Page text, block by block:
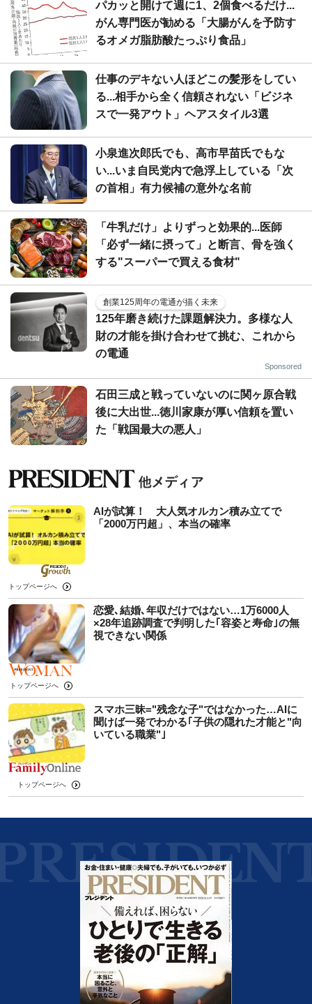
パカッと開けて週に1、2個食べるだけ...
がん専門医が勧める「大腸がんを予防す
るオメガ脂肪酸たっぷり食品」
仕事のデキない人ほどこの髪形をしてい
る...相手から全く信頼されない「ビジネ
スで一発アウト」ヘアスタイル3選
小泉進次郎氏でも、高市早苗氏でもな
い...いま自民党内で急浮上している「次
の首相」有力候補の意外な名前
「牛乳だけ」よりずっと効果的...医師
「必ず一緒に摂って」と断言、骨を強く
する"スーパーで買える食材"
創業125周年の電通が描く未来
125年磨き続けた課題解決力。多様な人
財の才能を掛け合わせて挑む、これから
の電通
Sponsored
石田三成と戦っていないのに関ヶ原合戦
後に大出世...徳川家康が厚い信頼を置い
た「戦国最大の悪人」
AIが試算！ 大人気オルカン積み立てで
「2000万円超」、本当の確率
トップページへ
恋愛､結婚､年収だけではない…1万6000人
×28年追跡調査で判明した｢容姿と寿命｣の無
視できない関係
トップページへ
スマホ三昧="残念な子"ではなかった…AIに
聞けば一発でわかる｢子供の隠れた才能と"向
いている職業"｣
トップページへ